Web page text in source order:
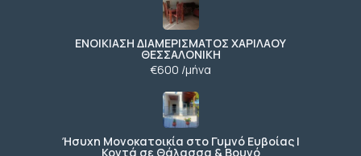
ΕΝΟΙΚΙΑΣΗ ΔΙΑΜΕΡΙΣΜΑΤΟΣ ΧΑΡΙΛΑΟΥ
ΘΕΣΣΑΛΟΝΙΚΗ
€600 /μήνα
Ήσυχη Μονοκατοικία στο Γυμνό Ευβοίας |
Κοντά σε Θάλασσα & Βουνό